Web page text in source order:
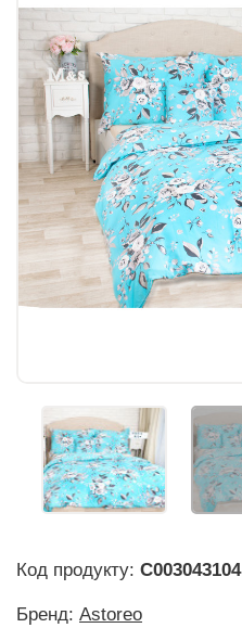
Код продукту: C003043104
Бренд: Astoreo